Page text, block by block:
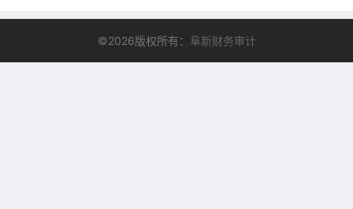
©2026版权所有： 阜新财务审计